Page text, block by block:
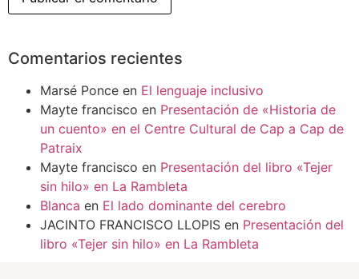
Comentarios recientes
Marsé Ponce en El lenguaje inclusivo
Mayte francisco en Presentación de «Historia de
un cuento» en el Centre Cultural de Cap a Cap de
Patraix
Mayte francisco en Presentación del libro «Tejer
sin hilo» en La Rambleta
Blanca en El lado dominante del cerebro
JACINTO FRANCISCO LLOPIS en Presentación del
libro «Tejer sin hilo» en La Rambleta